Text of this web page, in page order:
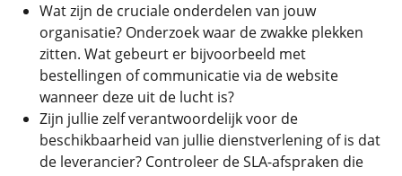
Wat zijn de cruciale onderdelen van jouw
organisatie? Onderzoek waar de zwakke plekken
zitten. Wat gebeurt er bijvoorbeeld met
bestellingen of communicatie via de website
wanneer deze uit de lucht is?
Zijn jullie zelf verantwoordelijk voor de
beschikbaarheid van jullie dienstverlening of is dat
de leverancier? Controleer de SLA-afspraken die